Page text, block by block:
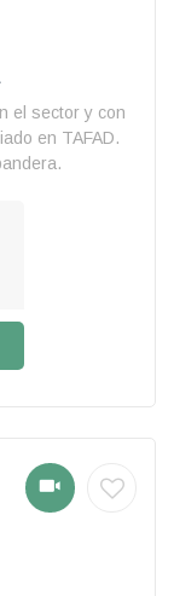
el sector y con
en TAFAD.